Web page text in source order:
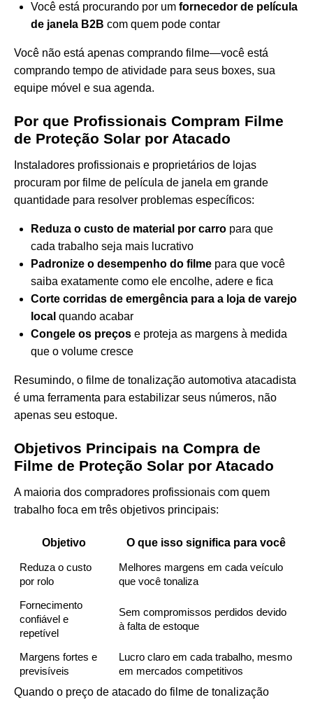
Você está procurando por um fornecedor de película
de janela B2B com quem pode contar
Você não está apenas comprando filme—você está
comprando tempo de atividade para seus boxes, sua
equipe móvel e sua agenda.
Por que Profissionais Compram Filme
de Proteção Solar por Atacado
Instaladores profissionais e proprietários de lojas
procuram por filme de película de janela em grande
quantidade para resolver problemas específicos:
Reduza o custo de material por carro para que
cada trabalho seja mais lucrativo
Padronize o desempenho do filme para que você
saiba exatamente como ele encolhe, adere e fica
Corte corridas de emergência para a loja de varejo
local quando acabar
Congele os preços e proteja as margens à medida
que o volume cresce
Resumindo, o filme de tonalização automotiva atacadista
é uma ferramenta para estabilizar seus números, não
apenas seu estoque.
Objetivos Principais na Compra de
Filme de Proteção Solar por Atacado
A maioria dos compradores profissionais com quem
trabalho foca em três objetivos principais:
Objetivo O que isso significa para você
Reduza o custo
por rolo
Melhores margens em cada veículo
que você tonaliza
Fornecimento
confiável e
repetível
Sem compromissos perdidos devido
à falta de estoque
Margens fortes e
previsíveis
Lucro claro em cada trabalho, mesmo
em mercados competitivos
Quando o preço de atacado do filme de tonalização